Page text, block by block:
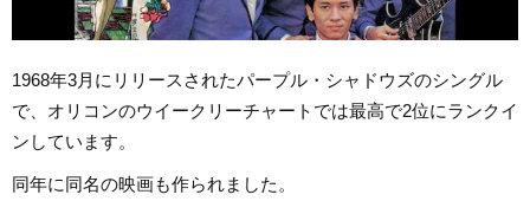
1968年3月にリリースされたパープル・シャドウズのシングル
で、オリコンのウイークリーチャートでは最高で2位にランクイ
ンしています。
同年に同名の映画も作られました。